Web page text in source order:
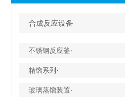
合成反应设备
不锈钢反应釜·
精馏系列·
玻璃蒸馏装置·